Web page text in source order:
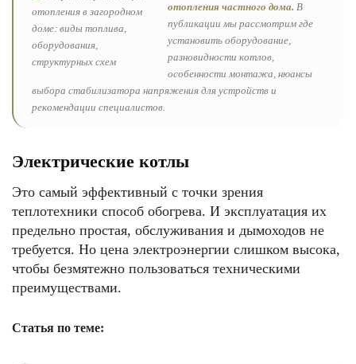
отопления частного дома. В
публикации мы рассмотрим где
установить оборудование,
разновидности котлов,
особенности монтажа, нюансы
выбора стабилизатора напряжения для устройств и
рекомендации специалистов.
Электрические котлы
Это самый эффективный с точки зрения
теплотехники способ обогрева. И эксплуатация их
предельно простая, обслуживания и дымоходов не
требуется. Но цена электроэнергии слишком высока,
чтобы безмятежно пользоваться техническими
преимуществами.
Статья по теме: